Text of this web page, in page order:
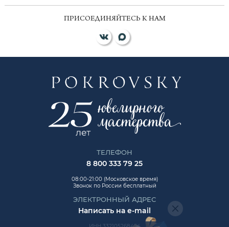
ПРИСОЕДИНЯЙТЕСЬ К НАМ
ТЕЛЕФОН
8 800 333 79 25
08:00-21:00 (Московское время)
Звонок по России бесплатный
ЭЛЕКТРОННЫЙ АДРЕС
Написать на e-mail